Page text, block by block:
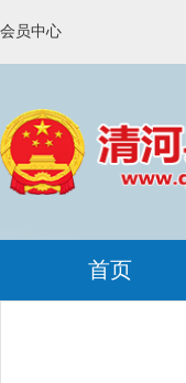
会员中心
首页